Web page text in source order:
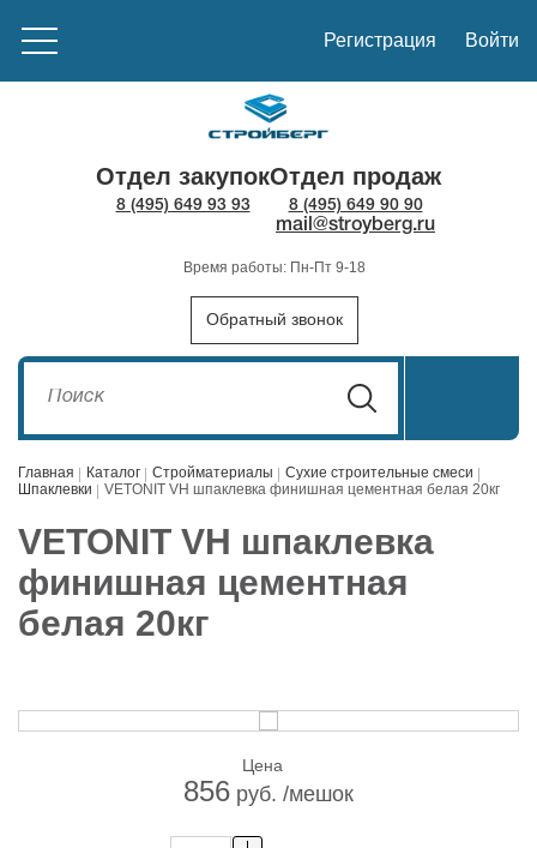
Регистрация Войти
Отдел закупок
8 (495) 649 93 93
Отдел продаж
8 (495) 649 90 90
mail@stroyberg.ru
Время работы: Пн-Пт 9-18
Обратный звонок
Главная Каталог Стройматериалы
Сухие строительные смеси
Шпаклевки
VETONIT VH шпаклевка финишная цементная белая 20кг
VETONIT VH шпаклевка
финишная цементная
белая 20кг
Цена
856 руб. /мешок